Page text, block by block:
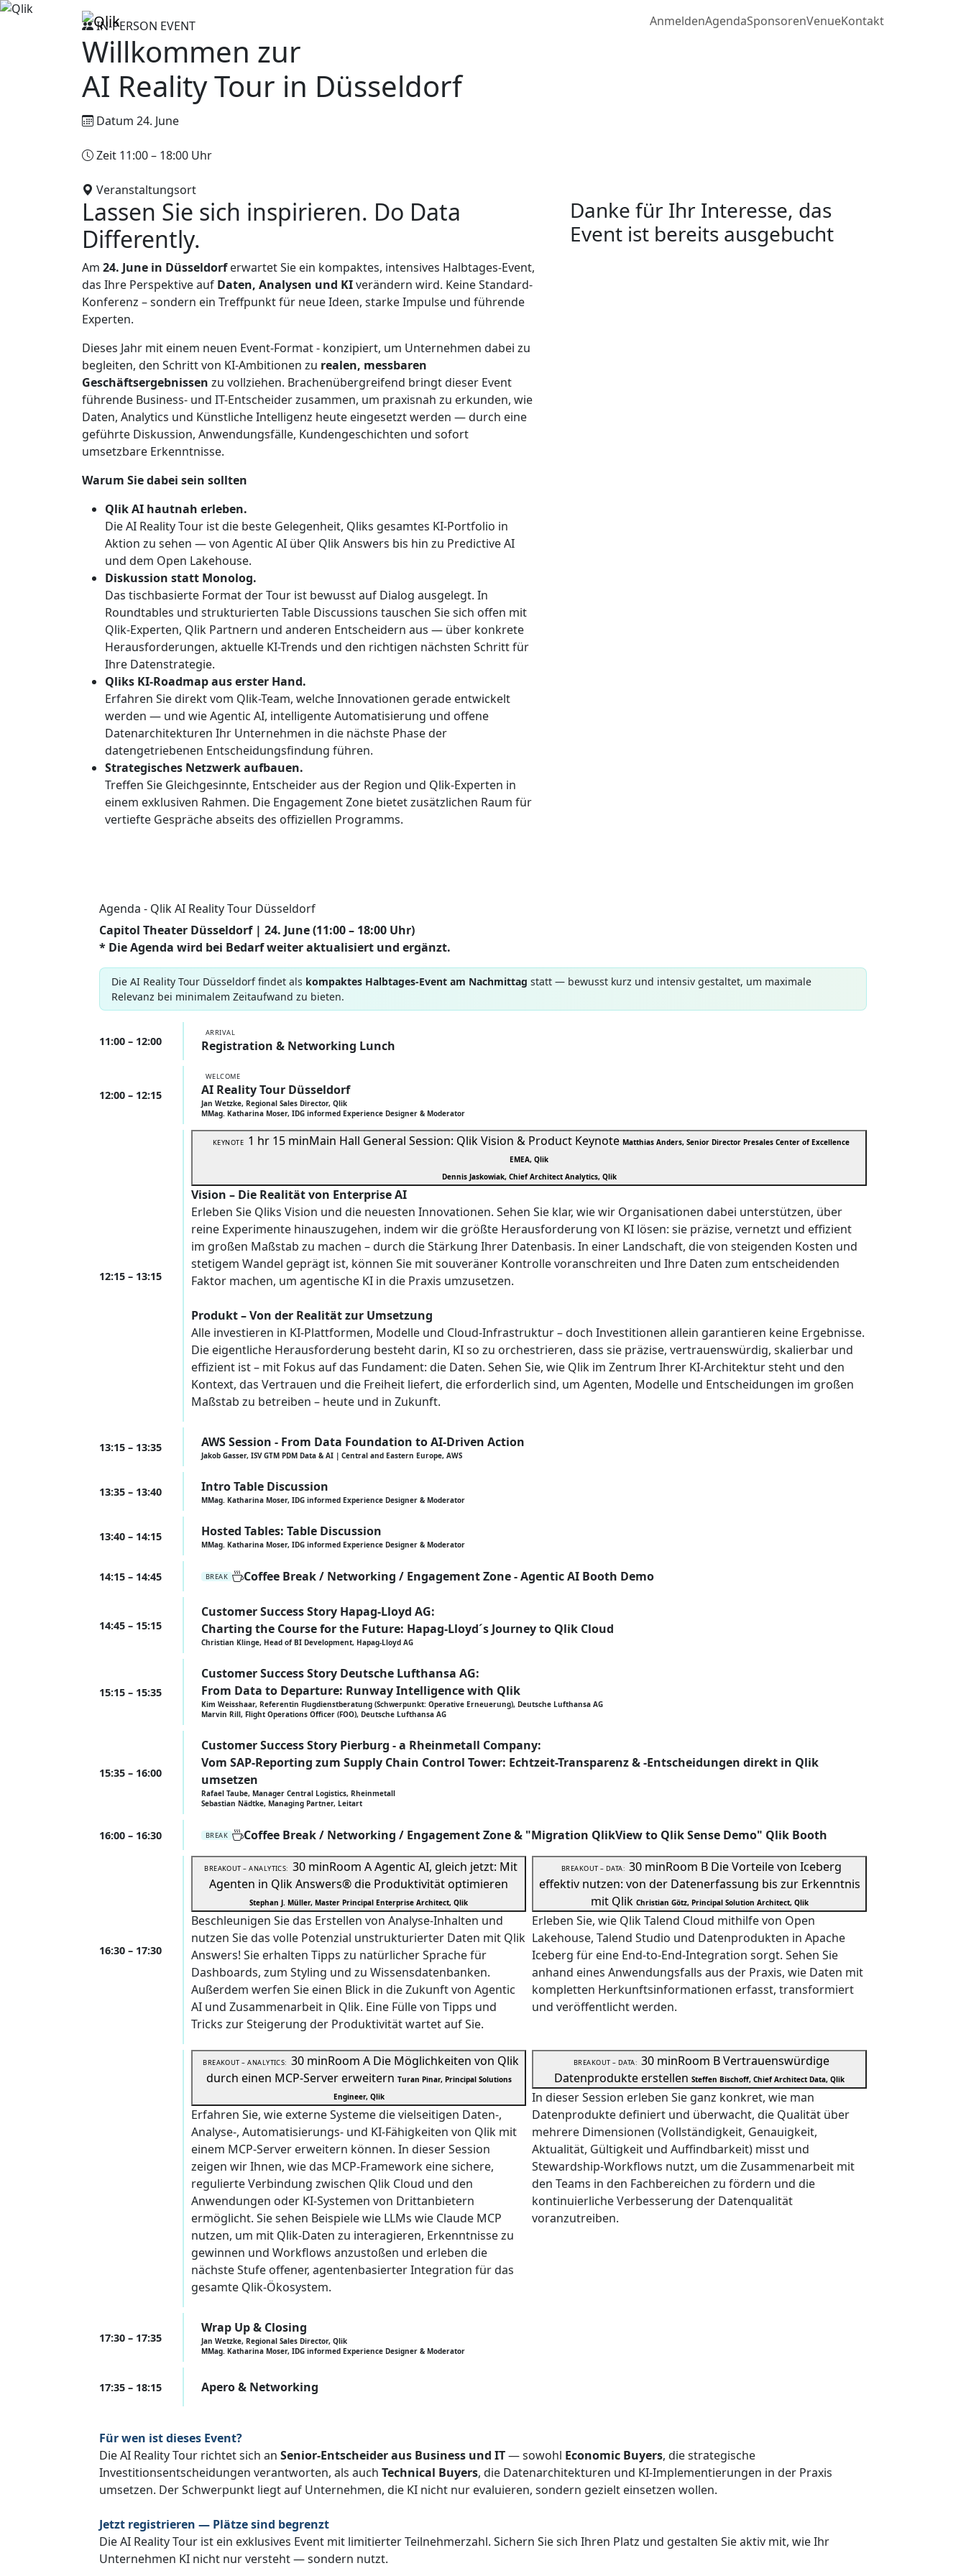
AnmeldenAgendaSponsorenVenueKontakt
IN-PERSON EVENT
Willkommen zur
AI Reality Tour in Düsseldorf
Datum 24. June
Zeit 11:00 – 18:00 Uhr
Veranstaltungsort
Lassen Sie sich inspirieren. Do Data
Differently.
Am 24. June in Düsseldorferwartet Sie ein kompaktes, intensives Halbtages-Event,
das Ihre Perspektive auf Daten, Analysen und KIverändern wird. Keine Standard-
Konferenz – sondern ein Treffpunkt für neue Ideen, starke Impulse und führende
Experten.
Dieses Jahr mit einem neuen Event-Format - konzipiert, um Unternehmen dabei zu
begleiten, den Schritt von KI-Ambitionen zu realen, messbaren
Geschäftsergebnissen zu vollziehen. Brachenübergreifend bringt dieser Event
führende Business- und IT-Entscheider zusammen, um praxisnah zu erkunden, wie
Daten, Analytics und Künstliche Intelligenz heute eingesetzt werden — durch eine
geführte Diskussion, Anwendungsfälle, Kundengeschichten und sofort
umsetzbare Erkenntnisse.
Warum Sie dabei sein sollten
Qlik AI hautnah erleben.
Die AI Reality Tour ist die beste Gelegenheit, Qliks gesamtes KI-Portfolio in
Aktion zu sehen — von Agentic AI über Qlik Answers bis hin zu Predictive AI
und dem Open Lakehouse.
Diskussion statt Monolog.
Das tischbasierte Format der Tour ist bewusst auf Dialog ausgelegt. In
Roundtables und strukturierten Table Discussions tauschen Sie sich offen mit
Qlik-Experten, Qlik Partnern und anderen Entscheidern aus — über konkrete
Herausforderungen, aktuelle KI-Trends und den richtigen nächsten Schritt für
Ihre Datenstrategie.
Qliks KI-Roadmap aus erster Hand.
Erfahren Sie direkt vom Qlik-Team, welche Innovationen gerade entwickelt
werden — und wie Agentic AI, intelligente Automatisierung und offene
Datenarchitekturen Ihr Unternehmen in die nächste Phase der
datengetriebenen Entscheidungsfindung führen.
Strategisches Netzwerk aufbauen.
Treffen Sie Gleichgesinnte, Entscheider aus der Region und Qlik-Experten in
einem exklusiven Rahmen. Die Engagement Zone bietet zusätzlichen Raum für
vertiefte Gespräche abseits des offiziellen Programms.
Danke für Ihr Interesse, das
Event ist bereits ausgebucht
Agenda - Qlik AI Reality Tour Düsseldorf
Capitol Theater Düsseldorf | 24. June (11:00 – 18:00 Uhr)
* Die Agenda wird bei Bedarf weiter aktualisiert und ergänzt.
Die AI Reality Tour Düsseldorf findet als kompaktes Halbtages-Event am Nachmittag statt — bewusst kurz und intensiv gestaltet, um maximale
Relevanz bei minimalem Zeitaufwand zu bieten.
11:00 – 12:00
ARRIVAL
Registration & Networking Lunch
12:00 – 12:15
WELCOME
AI Reality Tour Düsseldorf
Jan Wetzke, Regional Sales Director, Qlik
MMag. Katharina Moser, IDG informed Experience Designer & Moderator
12:15 – 13:15
KEYNOTE 1 hr 15 minMain Hall General Session: Qlik Vision & Product Keynote Matthias Anders, Senior Director Presales Center of Excellence
EMEA, Qlik
Dennis Jaskowiak, Chief Architect Analytics, Qlik
Vision – Die Realität von Enterprise AI
Erleben Sie Qliks Vision und die neuesten Innovationen. Sehen Sie klar, wie wir Organisationen dabei unterstützen, über
reine Experimente hinauszugehen, indem wir die größte Herausforderung von KI lösen: sie präzise, vernetzt und effizient
im großen Maßstab zu machen – durch die Stärkung Ihrer Datenbasis. In einer Landschaft, die von steigenden Kosten und
stetigem Wandel geprägt ist, können Sie mit souveräner Kontrolle voranschreiten und Ihre Daten zum entscheidenden
Faktor machen, um agentische KI in die Praxis umzusetzen.
Produkt – Von der Realität zur Umsetzung
Alle investieren in KI-Plattformen, Modelle und Cloud-Infrastruktur – doch Investitionen allein garantieren keine Ergebnisse.
Die eigentliche Herausforderung besteht darin, KI so zu orchestrieren, dass sie präzise, vertrauenswürdig, skalierbar und
effizient ist – mit Fokus auf das Fundament: die Daten. Sehen Sie, wie Qlik im Zentrum Ihrer KI-Architektur steht und den
Kontext, das Vertrauen und die Freiheit liefert, die erforderlich sind, um Agenten, Modelle und Entscheidungen im großen
Maßstab zu betreiben – heute und in Zukunft.
13:15 – 13:35 AWS Session - From Data Foundation to AI-Driven Action
Jakob Gasser, ISV GTM PDM Data & AI | Central and Eastern Europe, AWS
13:35 – 13:40 Intro Table Discussion
MMag. Katharina Moser, IDG informed Experience Designer & Moderator
13:40 – 14:15 Hosted Tables: Table Discussion
MMag. Katharina Moser, IDG informed Experience Designer & Moderator
14:15 – 14:45 BREAK Coffee Break / Networking / Engagement Zone - Agentic AI Booth Demo
14:45 – 15:15
Customer Success Story Hapag-Lloyd AG:
Charting the Course for the Future: Hapag-Lloyd´s Journey to Qlik Cloud
Christian Klinge, Head of BI Development, Hapag-Lloyd AG
15:15 – 15:35
Customer Success Story Deutsche Lufthansa AG:
From Data to Departure: Runway Intelligence with Qlik
Kim Weisshaar, Referentin Flugdienstberatung (Schwerpunkt: Operative Erneuerung), Deutsche Lufthansa AG
Marvin Rill, Flight Operations Officer (FOO), Deutsche Lufthansa AG
15:35 – 16:00
Customer Success Story Pierburg - a Rheinmetall Company:
Vom SAP-Reporting zum Supply Chain Control Tower: Echtzeit-Transparenz & -Entscheidungen direkt in Qlik
umsetzen
Rafael Taube, Manager Central Logistics, Rheinmetall
Sebastian Nädtke, Managing Partner, Leitart
16:00 – 16:30 BREAK Coffee Break / Networking / Engagement Zone & "Migration QlikView to Qlik Sense Demo" Qlik Booth
16:30 – 17:30
BREAKOUT – ANALYTICS: 30 minRoom AAgentic AI, gleich jetzt: Mit
Agenten in Qlik Answers® die Produktivität optimieren
Stephan J. Müller, Master Principal Enterprise Architect, Qlik
Beschleunigen Sie das Erstellen von Analyse-Inhalten und
nutzen Sie das volle Potenzial unstrukturierter Daten mit Qlik
Answers! Sie erhalten Tipps zu natürlicher Sprache für
Dashboards, zum Styling und zu Wissensdatenbanken.
Außerdem werfen Sie einen Blick in die Zukunft von Agentic
AI und Zusammenarbeit in Qlik. Eine Fülle von Tipps und
Tricks zur Steigerung der Produktivität wartet auf Sie.
BREAKOUT – DATA: 30 minRoom B Die Vorteile von Iceberg
effektiv nutzen: von der Datenerfassung bis zur Erkenntnis
mit Qlik Christian Götz, Principal Solution Architect, Qlik
Erleben Sie, wie Qlik Talend Cloud mithilfe von Open
Lakehouse, Talend Studio und Datenprodukten in Apache
Iceberg für eine End-to-End-Integration sorgt. Sehen Sie
anhand eines Anwendungsfalls aus der Praxis, wie Daten mit
kompletten Herkunftsinformationen erfasst, transformiert
und veröffentlicht werden.
BREAKOUT – ANALYTICS: 30 minRoom A Die Möglichkeiten von Qlik
durch einen MCP-Server erweitern Turan Pinar, Principal Solutions
Engineer, Qlik
Erfahren Sie, wie externe Systeme die vielseitigen Daten-,
Analyse-, Automatisierungs- und KI-Fähigkeiten von Qlik mit
einem MCP-Server erweitern können. In dieser Session
zeigen wir Ihnen, wie das MCP-Framework eine sichere,
regulierte Verbindung zwischen Qlik Cloud und den
Anwendungen oder KI-Systemen von Drittanbietern
ermöglicht. Sie sehen Beispiele wie LLMs wie Claude MCP
nutzen, um mit Qlik-Daten zu interagieren, Erkenntnisse zu
gewinnen und Workflows anzustoßen und erleben die
nächste Stufe offener, agentenbasierter Integration für das
gesamte Qlik-Ökosystem.
BREAKOUT – DATA: 30 minRoom BVertrauenswürdige
Datenprodukte erstellen Steffen Bischoff, Chief Architect Data, Qlik
In dieser Session erleben Sie ganz konkret, wie man
Datenprodukte definiert und überwacht, die Qualität über
mehrere Dimensionen (Vollständigkeit, Genauigkeit,
Aktualität, Gültigkeit und Auffindbarkeit) misst und
Stewardship-Workflows nutzt, um die Zusammenarbeit mit
den Teams in den Fachbereichen zu fördern und die
kontinuierliche Verbesserung der Datenqualität
voranzutreiben.
17:30 – 17:35
Wrap Up & Closing
Jan Wetzke, Regional Sales Director, Qlik
MMag. Katharina Moser, IDG informed Experience Designer & Moderator
17:35 – 18:15 Apero & Networking
Für wen ist dieses Event?
Die AI Reality Tour richtet sich an Senior-Entscheider aus Business und IT— sowohl Economic Buyers, die strategische
Investitionsentscheidungen verantworten, als auch Technical Buyers, die Datenarchitekturen und KI-Implementierungen in der Praxis
umsetzen. Der Schwerpunkt liegt auf Unternehmen, die KI nicht nur evaluieren, sondern gezielt einsetzen wollen.
Jetzt registrieren — Plätze sind begrenzt
Die AI Reality Tour ist ein exklusives Event mit limitierter Teilnehmerzahl. Sichern Sie sich Ihren Platz und gestalten Sie aktiv mit, wie Ihr
Unternehmen KI nicht nur versteht — sondern nutzt.